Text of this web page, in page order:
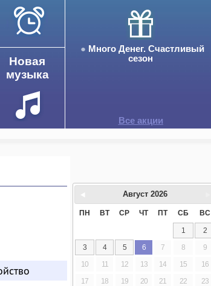
Много Денег. Счастливый
сезон
Все акции
Новая
музыка
Август 2026
ПН ВТ СР ЧТ ПТ СБ ВС
1
2
3
4 5 6 7 8
9
10
11 12 13 14 15
16
17
18 19 20 21 22
23